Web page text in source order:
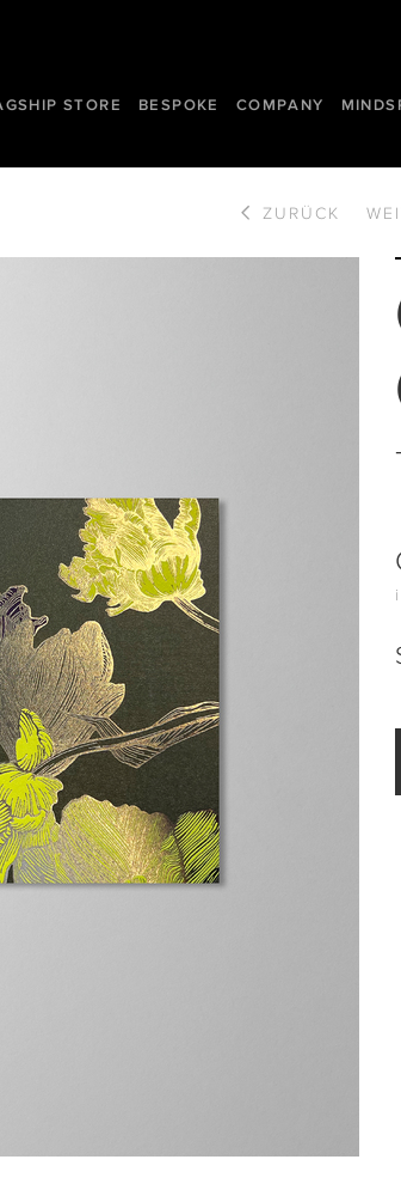
STORE BESPOKE COMPANY
ZURÜCK